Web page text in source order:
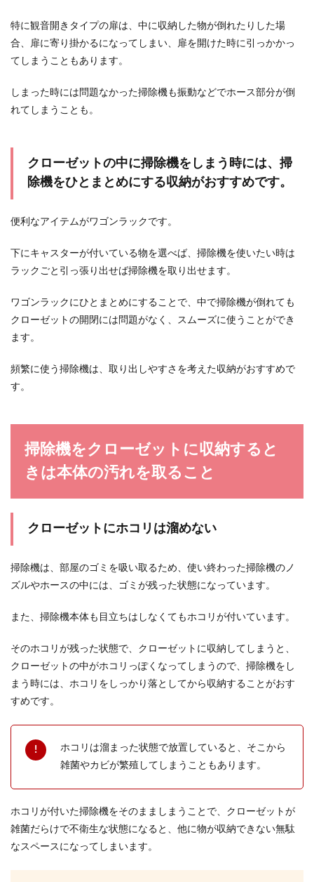
世の中には男性を苦手とする女性が一定数存在し
特に観音開きタイプの扉は、中に収納した物が倒れたりした場
合、扉に寄り掛かるになってしまい、扉を開けた時に引っかかっ
てしまうこともあります。
しまった時には問題なかった掃除機も振動などでホース部分が倒
れてしまうことも。
クローゼットの中に掃除機をしまう時には、掃
除機をひとまとめにする収納がおすすめです。
便利なアイテムがワゴンラックです。
下にキャスターが付いている物を選べば、掃除機を使いたい時は
ラックごと引っ張り出せば掃除機を取り出せます。
ワゴンラックにひとまとめにすることで、中で掃除機が倒れても
クローゼットの開閉には問題がなく、スムーズに使うことができ
ます。
頻繁に使う掃除機は、取り出しやすさを考えた収納がおすすめで
す。
掃除機をクローゼットに収納すると
きは本体の汚れを取ること
クローゼットにホコリは溜めない
掃除機は、部屋のゴミを吸い取るため、使い終わった掃除機のノ
ズルやホースの中には、ゴミが残った状態になっています。
また、掃除機本体も目立ちはしなくてもホコリが付いています。
そのホコリが残った状態で、クローゼットに収納してしまうと、
クローゼットの中がホコリっぽくなってしまうので、掃除機をし
まう時には、ホコリをしっかり落としてから収納することがおす
すめです。
ホコリは溜まった状態で放置していると、そこから
雑菌やカビが繁殖してしまうこともあります。
ホコリが付いた掃除機をそのまましまうことで、クローゼットが
雑菌だらけで不衛生な状態になると、他に物が収納できない無駄
なスペースになってしまいます。